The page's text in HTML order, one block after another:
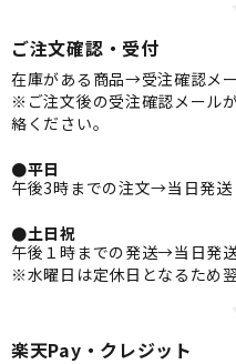
ご注文確認・受付
在庫がある商品→受注確認メ
※ご注文後の受注確認メール
絡ください。
●平日
午後3時までの注文→当日発送
●土日祝
午後１時までの発送→当日発
※水曜日は定休日となるため
楽天Pay・クレジット